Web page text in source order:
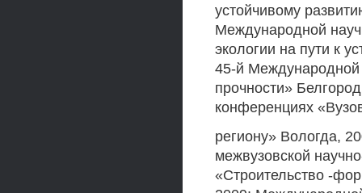
устойчивому
Международной
экологии на пути к
45-й
прочности»
конференциях
региону» Вологда,
межвузовской
«Строительство -